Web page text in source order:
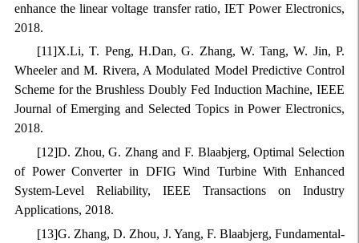
enhance the linear voltage transfer ratio, IET Power Electronics,
2018.
[11]X.Li, T. Peng, H.Dan, G. Zhang, W. Tang, W. Jin, P.
Wheeler and M. Rivera, A Modulated Model Predictive Control
Scheme for the Brushless Doubly Fed Induction Machine, IEEE
Journal of Emerging and Selected Topics in Power Electronics,
2018.
[12]D. Zhou, G. Zhang and F. Blaabjerg, Optimal Selection
of Power Converter in DFIG Wind Turbine With Enhanced
System-Level Reliability, IEEE Transactions on Industry
Applications, 2018.
[13]G. Zhang, D. Zhou, J. Yang, F. Blaabjerg, Fundamental-